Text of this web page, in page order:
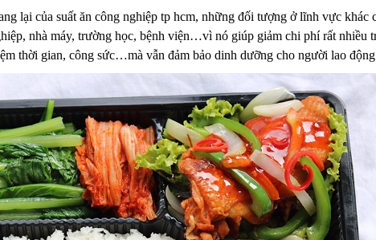
lại của suất ăn công nghiệp tp hcm, những đối tượng ở lĩnh vực khác
nhà máy, trường học, bệnh viện…vì nó giúp giảm chi phí rất nhiều
thời gian, công sức…mà vẫn đảm bảo dinh dưỡng cho người lao